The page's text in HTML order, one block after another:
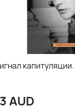
AUD